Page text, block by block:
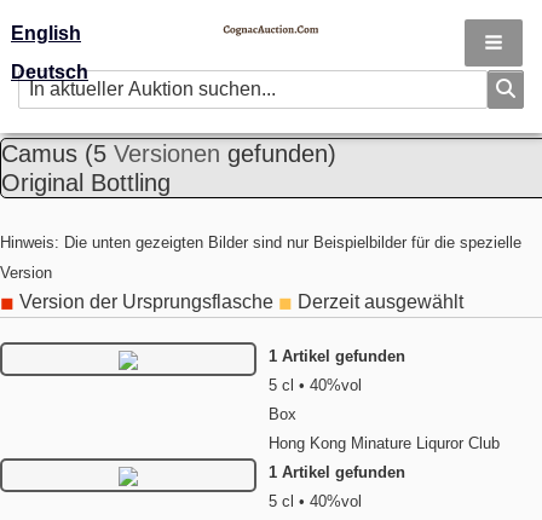
English
Deutsch
Camus (5 Versionen gefunden)
Original Bottling
Hinweis: Die unten gezeigten Bilder sind nur Beispielbilder für die spezielle
Version
◼ Version der Ursprungsflasche ◼ Derzeit ausgewählt
1 Artikel gefunden
5 cl • 40%vol
Box
Hong Kong Minature Liquror Club
1 Artikel gefunden
5 cl • 40%vol